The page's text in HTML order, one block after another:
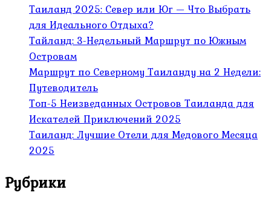
Таиланд 2025: Север или Юг — Что Выбрать
для Идеального Отдыха?
Тайланд: 3-Недельный Маршрут по Южным
Островам
Маршрут по Северному Таиланду на 2 Недели:
Путеводитель
Топ-5 Неизведанных Островов Таиланда для
Искателей Приключений 2025
Таиланд: Лучшие Отели для Медового Месяца
2025
Рубрики